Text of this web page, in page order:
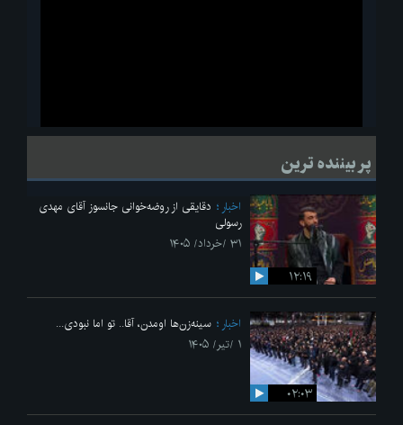
لحظاتی از قرائت زیارت اربعین امام حسین(ع) در مراسم عزاداری هیئات
پر بیننده ترین
۱۲:۱۹
اخبار
دقایقی از روضه‌خوانی جانسوز آقای مهدی
رسولی
۳۱ /خرداد/ ۱۴۰۵
۰۲:۰۳
اخبار
سینه‌زن‌ها اومدن،‌ آقا.. تو اما نبودی...
۱ /تیر/ ۱۴۰۵